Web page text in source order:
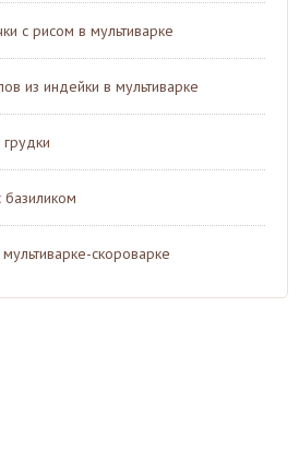
с рисом в мультиварке
из индейки в мультиварке
скороварке